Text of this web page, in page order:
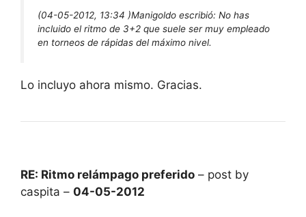
(04-05-2012, 13:34 )Manigoldo escribió: No has
incluido el ritmo de 3+2 que suele ser muy empleado
en torneos de rápidas del máximo nivel.
Lo incluyo ahora mismo. Gracias.
RE: Ritmo relámpago preferido – post by
caspita – 04-05-2012